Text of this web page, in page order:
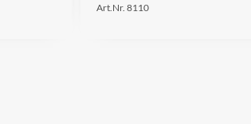
Art.Nr. 8110